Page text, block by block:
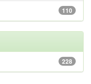
110
228